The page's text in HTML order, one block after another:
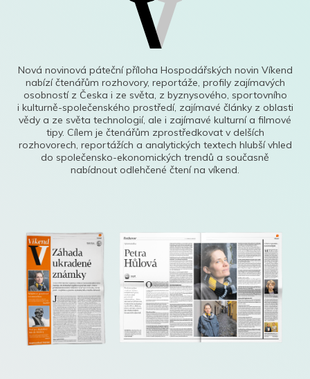
Nová novinová páteční příloha Hospodářských novin Víkend
nabízí čtenářům rozhovory, reportáže, profily zajímavých
osobností z Česka i ze světa, z byznysového, sportovního
i kulturně-společenského prostředí, zajímavé články z oblasti
vědy a ze světa technologií, ale i zajímavé kulturní a filmové
tipy. Cílem je čtenářům zprostředkovat v delších
rozhovorech, reportážích a analytických textech hlubší vhled
do společensko-ekonomických trendů a současně
nabídnout odlehčené čtení na víkend.